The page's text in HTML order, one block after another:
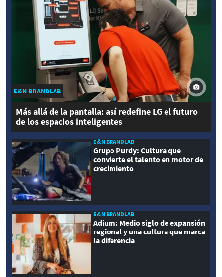
E&N BRANDLAB
Más allá de la pantalla: así redefine LG el futuro
de los espacios inteligentes
E&N BRANDLAB
Grupo Purdy: Cultura que
convierte el talento en motor de
crecimiento
E&N BRANDLAB
Adium: Medio siglo de expansión
regional y una cultura que marca
la diferencia